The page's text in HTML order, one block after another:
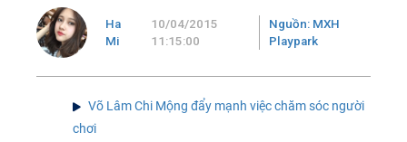
Ha
Mi
10/04/2015
11:15:00
Nguồn: MXH
Playpark
Võ Lâm Chi Mộng đẩy mạnh việc chăm sóc người
chơi